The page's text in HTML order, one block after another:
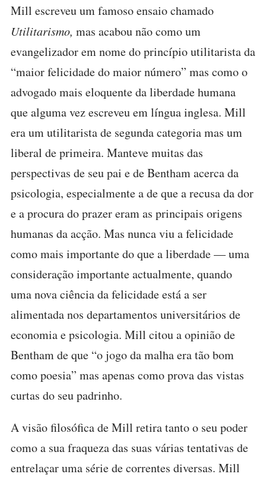
Mill escreveu um famoso ensaio chamado
Utilitarismo, mas acabou não como um
evangelizador em nome do princípio utilitarista da
“maior felicidade do maior número” mas como o
advogado mais eloquente da liberdade humana
que alguma vez escreveu em língua inglesa. Mill
era um utilitarista de segunda categoria mas um
liberal de primeira. Manteve muitas das
perspectivas de seu pai e de Bentham acerca da
psicologia, especialmente a de que a recusa da dor
e a procura do prazer eram as principais origens
humanas da acção. Mas nunca viu a felicidade
como mais importante do que a liberdade — uma
consideração importante actualmente, quando
uma nova ciência da felicidade está a ser
alimentada nos departamentos universitários de
economia e psicologia. Mill citou a opinião de
Bentham de que “o jogo da malha era tão bom
como poesia” mas apenas como prova das vistas
curtas do seu padrinho.
A visão filosófica de Mill retira tanto o seu poder
como a sua fraqueza das suas várias tentativas de
entrelaçar uma série de correntes diversas. Mill